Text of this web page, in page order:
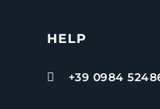
HELP
 +39 0984